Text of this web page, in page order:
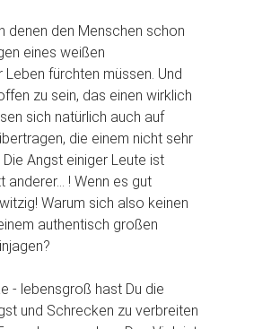
denen den Menschen schon
eines weißen
fürchten müssen. Und
zu sein, das einen wirklich
sich natürlich auch auf
die einem nicht sehr
Angst einiger Leute ist
! Wenn es gut
Warum sich also keinen
authentisch großen
- lebensgroß hast Du die
und Schrecken zu verbreiten